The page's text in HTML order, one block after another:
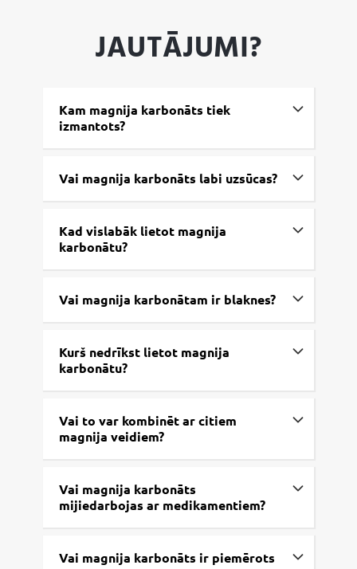
JAUTĀJUMI?
Kam magnija karbonāts tiek
izmantots?
Vai magnija karbonāts labi uzsūcas?
Kad vislabāk lietot magnija
karbonātu?
Vai magnija karbonātam ir blaknes?
Kurš nedrīkst lietot magnija
karbonātu?
Vai to var kombinēt ar citiem
magnija veidiem?
Vai magnija karbonāts
mijiedarbojas ar medikamentiem?
Vai magnija karbonāts ir piemērots